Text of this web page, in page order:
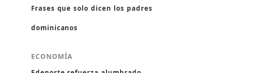
Frases que solo dicen los padres
dominicanos
ECONOMÍA